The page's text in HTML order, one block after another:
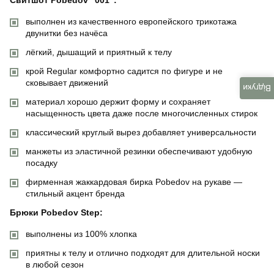
выполнен из качественного европейского трикотажа
двунитки без начёса
лёгкий, дышащий и приятный к телу
крой Regular комфортно садится по фигуре и не
сковывает движений
материал хорошо держит форму и сохраняет
насыщенность цвета даже после многочисленных стирок
классический круглый вырез добавляет универсальности
манжеты из эластичной резинки обеспечивают удобную
посадку
фирменная жаккардовая бирка Pobedov на рукаве —
стильный акцент бренда
Брюки Pobedov Step:
выполнены из 100% хлопка
приятны к телу и отлично подходят для длительной носки
в любой сезон
Відгуки